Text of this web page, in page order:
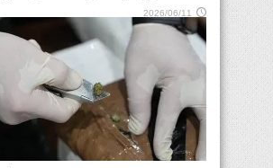
2026/06/11